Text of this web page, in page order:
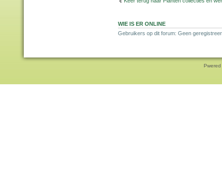
WIE IS ER ONLINE
Gebruikers op dit forum: Geen